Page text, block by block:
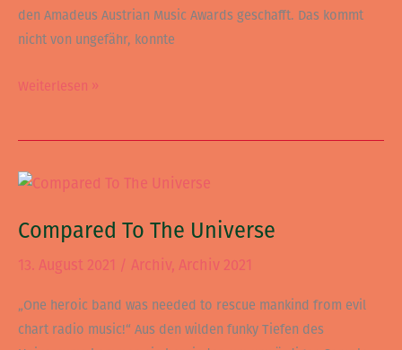
den Amadeus Austrian Music Awards geschafft. Das kommt
nicht von ungefähr, konnte
Weiterlesen »
Compared To The Universe
13. August 2021 / Archiv, Archiv 2021
„One heroic band was needed to rescue mankind from evil
chart radio music!“ Aus den wilden funky Tiefen des
Compared
The